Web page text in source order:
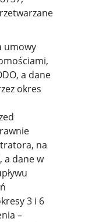
umowy
a dane
okres
na
a dane w
3 i 6
–